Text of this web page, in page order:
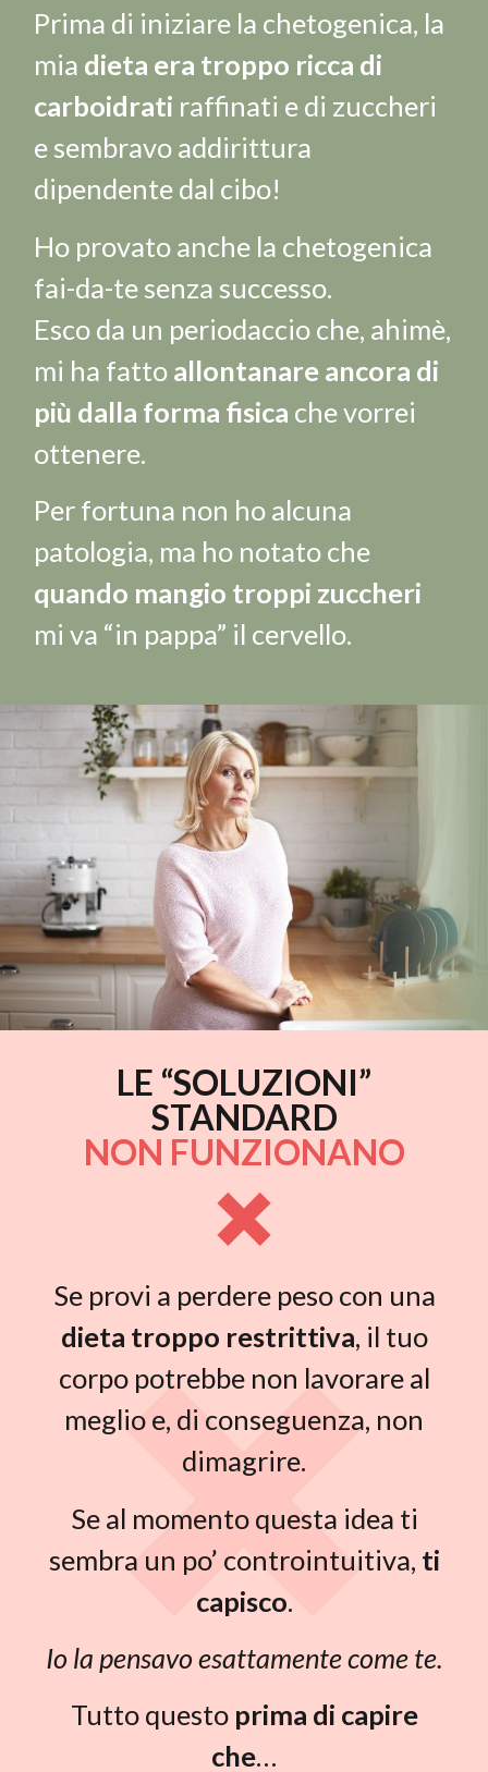
Prima di iniziare la chetogenica, la
mia dieta era troppo ricca di
carboidrati raffinati e di zuccheri
e sembravo addirittura
dipendente dal cibo!
Ho provato anche la chetogenica
fai-da-te senza successo.
Esco da un periodaccio che, ahimè,
mi ha fatto allontanare ancora di
più dalla forma fisica che vorrei
ottenere.
Per fortuna non ho alcuna
patologia, ma ho notato che
quando mangio troppi zuccheri
mi va “in pappa” il cervello.
LE “SOLUZIONI”
STANDARD
NON FUNZIONANO
Se provi a perdere peso con una
dieta troppo restrittiva, il tuo
corpo potrebbe non lavorare al
meglio e, di conseguenza, non
dimagrire.
Se al momento questa idea ti
sembra un po’ controintuitiva, ti
capisco.
Io la pensavo esattamente come te.
Tutto questo prima di capire
che…